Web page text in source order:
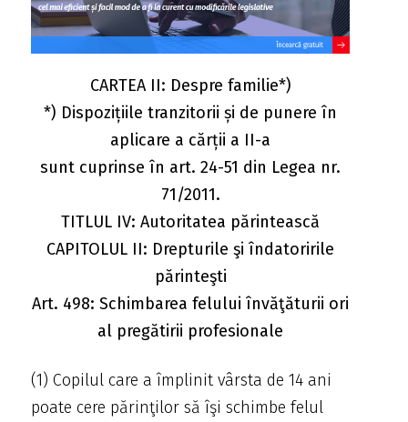
CARTEA II: Despre familie*)
*) Dispozițiile tranzitorii și de punere în
aplicare a cărții a II-a
sunt cuprinse în art. 24-51 din Legea nr.
71/2011.
TITLUL IV: Autoritatea părintească
CAPITOLUL II: Drepturile şi îndatoririle
părinteşti
Art. 498: Schimbarea felului învăţăturii ori
al pregătirii profesionale
(1) Copilul care a împlinit vârsta de 14 ani
poate cere părinţilor să îşi schimbe felul